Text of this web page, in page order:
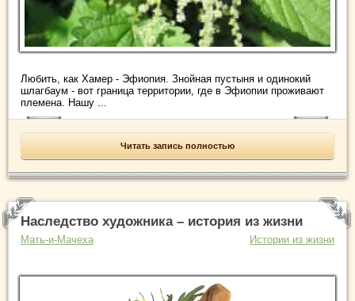
Любить, как Хамер - Эфиопия. Знойная пустыня и одинокий
шлагбаум - вот граница территории, где в Эфиопии проживают
племена. Нашу ...
Читать запись полностью
Наследство художника – история из жизни
Мать-и-Мачеха Истории из жизни